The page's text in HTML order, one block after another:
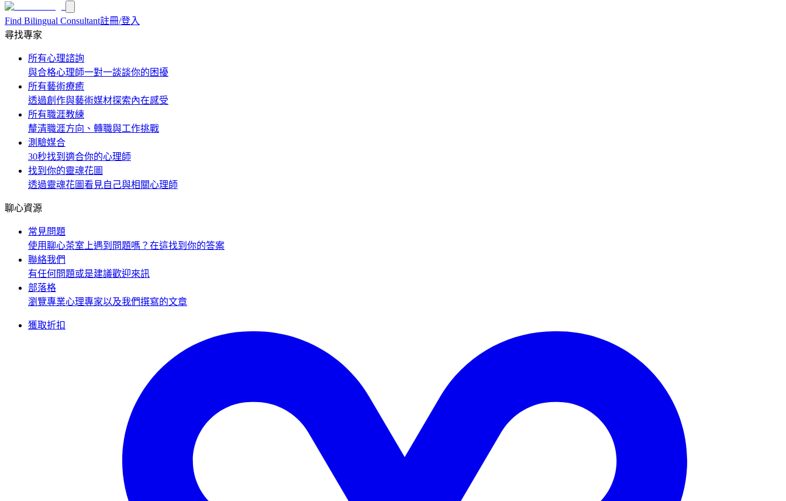
Find Bilingual Consultant註冊/登入
尋找專家
所有心理諮詢
與合格心理師一對一談談你的困擾
所有藝術療癒
透過創作與藝術媒材探索內在感受
所有職涯教練
釐清職涯方向、轉職與工作挑戰
測驗媒合
30秒找到適合你的心理師
找到你的靈魂花圖
透過靈魂花圖看見自己與相關心理師
聊心資源
常見問題
使用聊心茶室上遇到問題嗎？在這找到你的答案
聯絡我們
有任何問題或是建議歡迎來訊
部落格
瀏覽專業心理專家以及我們撰寫的文章
獲取折扣